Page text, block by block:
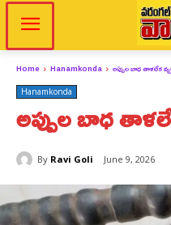
Home Hanamkonda అప్పుల బాధ తాళలేక
Hanamkonda
అప్పుల బాధ
By Ravi Goli June 9, 2026